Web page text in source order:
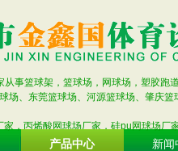
事篮球架，篮球场，网球场，塑胶
场、东莞篮球场、河源篮球场、肇庆
，丙烯酸网球场厂家，硅pu网球场
产品中心 新闻